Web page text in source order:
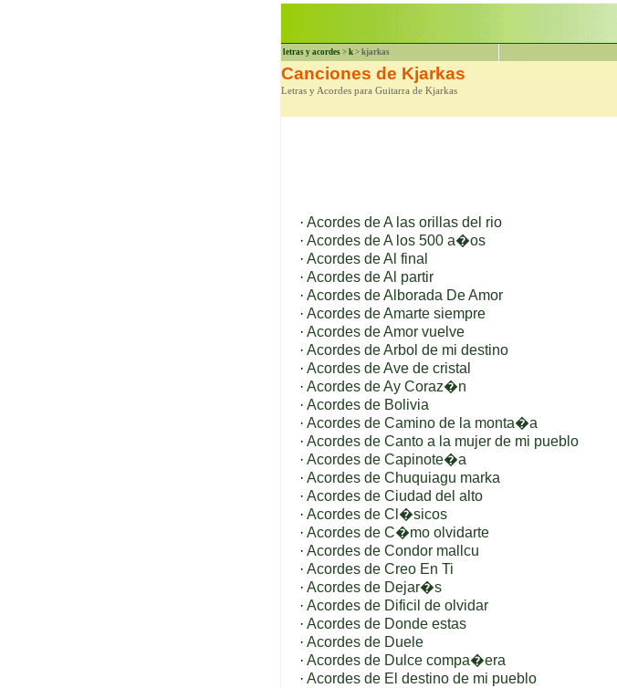
letras y acordes > k > kjarkas
Canciones de Kjarkas
Letras y Acordes para Guitarra de Kjarkas
· Acordes de A las orillas del rio
· Acordes de A los 500 a�os
· Acordes de Al final
· Acordes de Al partir
· Acordes de Alborada De Amor
· Acordes de Amarte siempre
· Acordes de Amor vuelve
· Acordes de Arbol de mi destino
· Acordes de Ave de cristal
· Acordes de Ay Coraz�n
· Acordes de Bolivia
· Acordes de Camino de la monta�a
· Acordes de Canto a la mujer de mi pueblo
· Acordes de Capinote�a
· Acordes de Chuquiagu marka
· Acordes de Ciudad del alto
· Acordes de Cl�sicos
· Acordes de C�mo olvidarte
· Acordes de Condor mallcu
· Acordes de Creo En Ti
· Acordes de Dejar�s
· Acordes de Dificil de olvidar
· Acordes de Donde estas
· Acordes de Duele
· Acordes de Dulce compa�era
· Acordes de El destino de mi pueblo